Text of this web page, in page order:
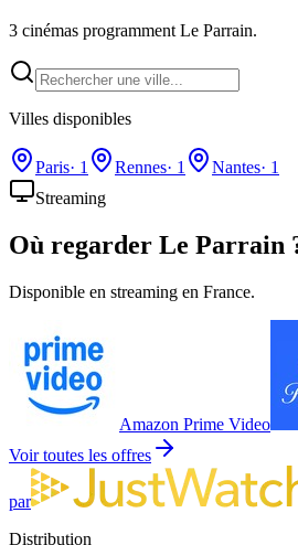
3 cinémas programment Le Parrain.
Villes disponibles
Paris· 1 Rennes· 1 Nantes· 1
Streaming
Où regarder Le Parrain
Disponible en streaming en France.
Amazon Prime Video
Voir toutes les offres
par
Distribution